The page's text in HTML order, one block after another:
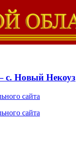
с. Новый Некоуз